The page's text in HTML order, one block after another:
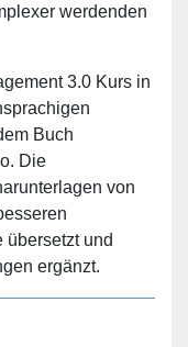
werdenden
3.0 Kurs in
Buch
Die
von
übersetzt und
ergänzt.